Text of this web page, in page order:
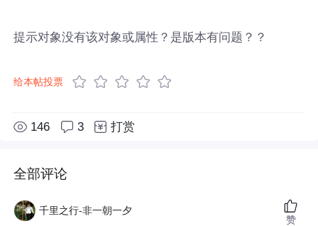
提示对象没有该对象或属性？是版本有问题？？
给本帖投票
146 3 打赏
全部评论
千里之行-非一朝一夕
赞